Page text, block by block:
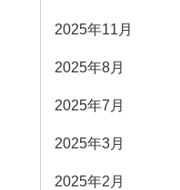
2025年11月
2025年8月
2025年7月
2025年3月
2025年2月